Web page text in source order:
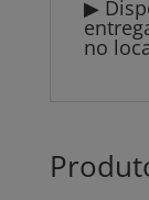
▶
no